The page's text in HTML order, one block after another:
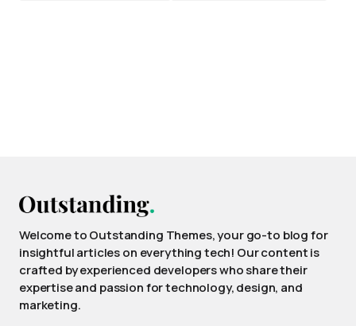
Welcome to Outstanding Themes, your go-to blog for
insightful articles on everything tech! Our content is
crafted by experienced developers who share their
expertise and passion for technology, design, and
marketing.